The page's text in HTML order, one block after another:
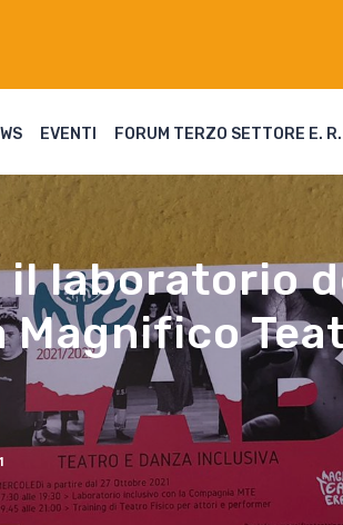
EVENTI FORUM TERZO SETTORE E. R.
il laboratorio
Magnifico